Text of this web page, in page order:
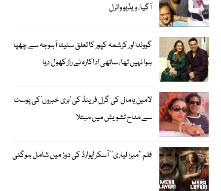
آگیا، ویڈیو وائرل
گووندا اور کرشمہ کپور کا تعلق سنیتا آہوجہ سے چھپا
ہوا نہیں تھا، ساتھی اداکارہ نے راز کھول دیا
لامین یامال کی گرل فرینڈ کی ’بری خبروں‘کی پوسٹ
سے مداح تشویش میں مبتلا
فلم ’’میرا لیاری‘‘ آسکر ایوارڈ کی دوڑ میں شامل ہوگئی